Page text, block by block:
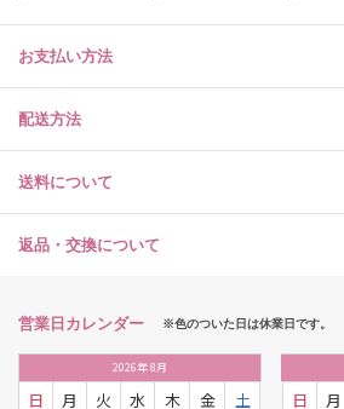
お支払い方法
配送方法
送料について
返品・交換について
営業日カレンダー ※色のついた日は休業日です。
2026年8月
日 月 火 水 木 金
土
日 月